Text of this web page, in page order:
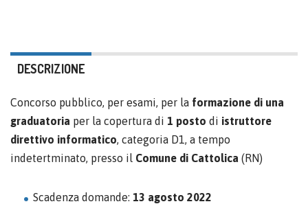
DESCRIZIONE
Concorso pubblico, per esami, per la formazione di una
graduatoria per la copertura di 1 posto di istruttore
direttivo informatico, categoria D1, a tempo
indetertminato, presso il Comune di Cattolica (RN)
Scadenza domande: 13 agosto 2022